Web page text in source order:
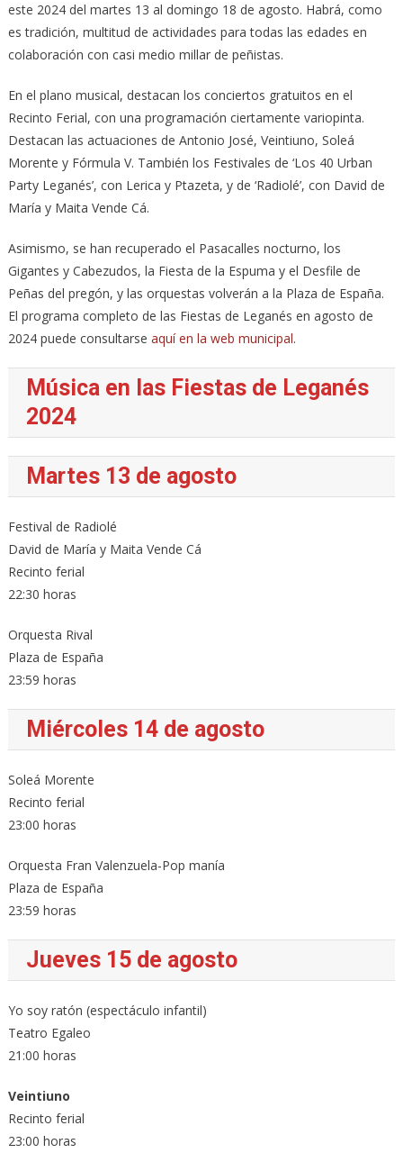
este 2024 del martes 13 al domingo 18 de agosto. Habrá, como
es tradición, multitud de actividades para todas las edades en
colaboración con casi medio millar de peñistas.
En el plano musical, destacan los conciertos gratuitos en el
Recinto Ferial, con una programación ciertamente variopinta.
Destacan las actuaciones de Antonio José, Veintiuno, Soleá
Morente y Fórmula V. También los Festivales de ‘Los 40 Urban
Party Leganés’, con Lerica y Ptazeta, y de ‘Radiolé’, con David de
María y Maita Vende Cá.
Asimismo, se han recuperado el Pasacalles nocturno, los
Gigantes y Cabezudos, la Fiesta de la Espuma y el Desfile de
Peñas del pregón, y las orquestas volverán a la Plaza de España.
El programa completo de las Fiestas de Leganés en agosto de
2024 puede consultarse aquí en la web municipal.
Música en las Fiestas de Leganés
2024
Martes 13 de agosto
Festival de Radiolé
David de María y Maita Vende Cá
Recinto ferial
22:30 horas
Orquesta Rival
Plaza de España
23:59 horas
Miércoles 14 de agosto
Soleá Morente
Recinto ferial
23:00 horas
Orquesta Fran Valenzuela-Pop manía
Plaza de España
23:59 horas
Jueves 15 de agosto
Yo soy ratón (espectáculo infantil)
Teatro Egaleo
21:00 horas
Veintiuno
Recinto ferial
23:00 horas